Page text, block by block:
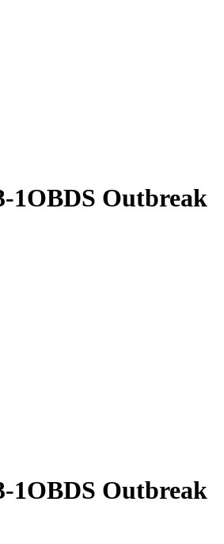
1OBDS Outbreak
1OBDS Outbreak